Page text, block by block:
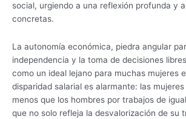
social, urgiendo a una reflexión profunda y
concretas.
La autonomía económica, piedra angular
independencia y la toma de decisiones
como un ideal lejano para muchas mujeres
disparidad salarial es alarmante: las
menos que los hombres por trabajos de
que no solo refleja la desvalorización de su